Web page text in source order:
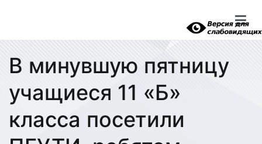
В минувшую пятницу
учащиеся 11 «Б»
класса посетили